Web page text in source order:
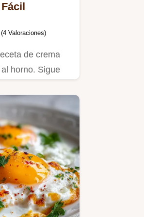
Valoraciones)
de crema
horno. Sigue